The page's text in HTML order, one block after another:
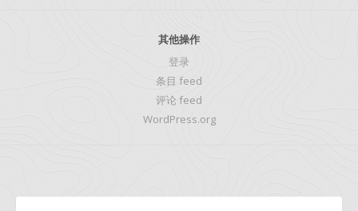
其他操作
登录
条目 feed
评论 feed
WordPress.org